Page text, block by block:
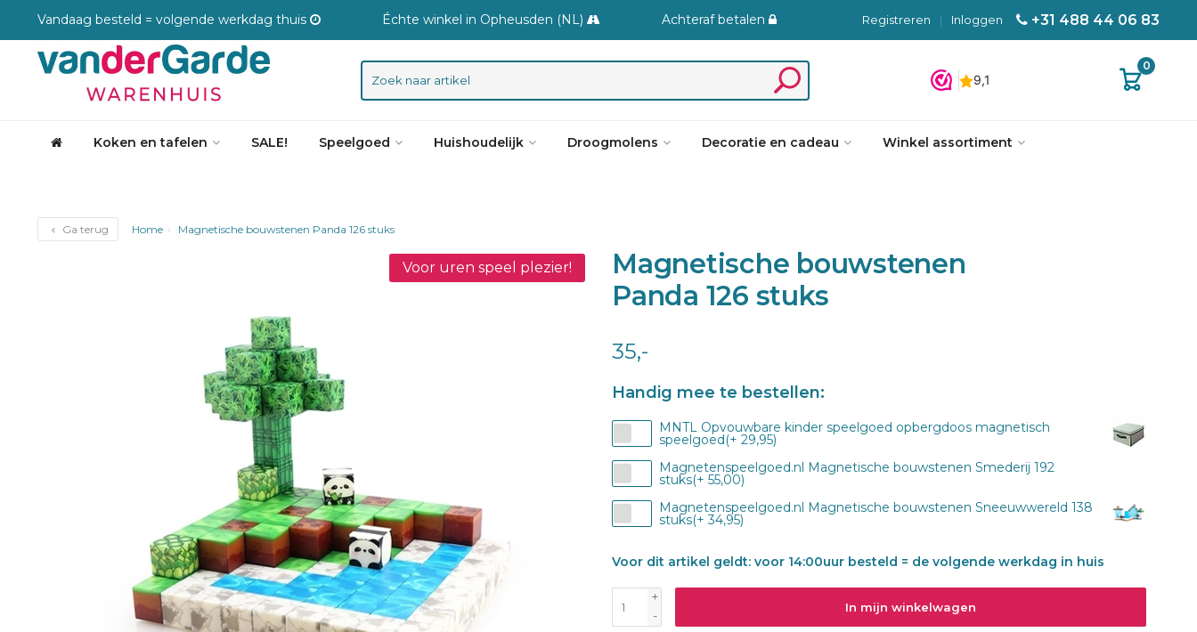
Vandaag besteld = volgende werkdag thuis Échte winkel in Opheusden (NL) Achteraf betalen +31 488 44 06 83
Inloggen
|
Registreren
0
Koken en tafelen SALE! Speelgoed Huishoudelijk Droogmolens Decoratie en cadeau Winkel assortiment
Ga terug Home Magnetische bouwstenen Panda 126 stuks
Voor uren speel plezier!
Magnetische bouwstenen
Panda 126 stuks
35,-
Handig mee te bestellen:
MNTL Opvouwbare kinder speelgoed opbergdoos magnetisch
speelgoed(+ 29,95)
Magnetenspeelgoed.nl Magnetische bouwstenen Smederij 192
stuks(+ 55,00)
Magnetenspeelgoed.nl Magnetische bouwstenen Sneeuwwereld 138
stuks(+ 34,95)
Voor dit artikel geldt: voor 14:00uur besteld = de volgende werkdag in huis
+
-
In mijn winkelwagen